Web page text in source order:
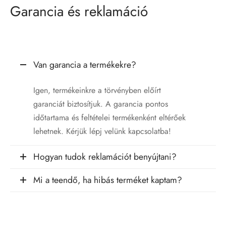
Garancia és reklamáció
Van garancia a termékekre?
Igen, termékeinkre a törvényben előírt
garanciát biztosítjuk. A garancia pontos
időtartama és feltételei termékenként eltérőek
lehetnek. Kérjük lépj velünk kapcsolatba!
Hogyan tudok reklamációt benyújtani?
Mi a teendő, ha hibás terméket kaptam?